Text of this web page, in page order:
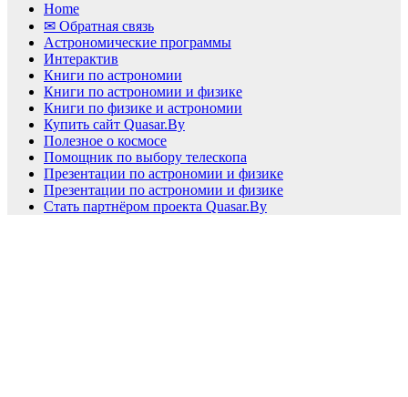
Home
✉ Обратная связь
Астрономические программы
Интерактив
Книги по астрономии
Книги по астрономии и физике
Книги по физике и астрономии
Купить сайт Quasar.By
Полезное о космосе
Помощник по выбору телескопа
Презентации по астрономии и физике
Презентации по астрономии и физике
Стать партнёром проекта Quasar.By